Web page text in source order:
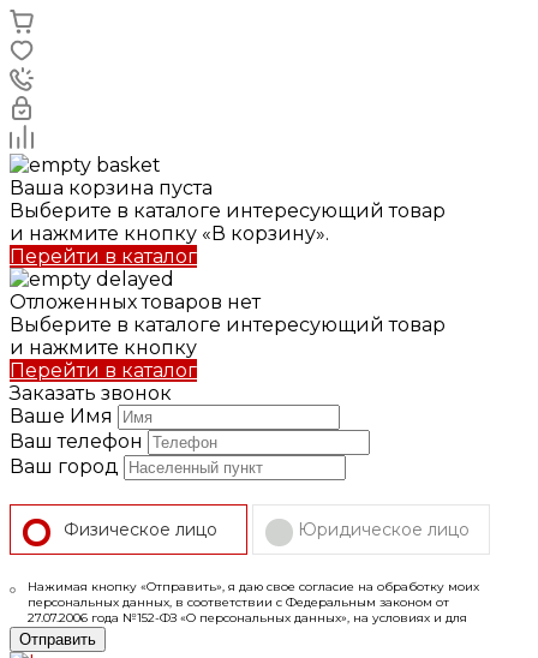
Ваша корзина пуста
Выберите в каталоге интересующий товар
и нажмите кнопку «В корзину».
Перейти в каталог
Отложенных товаров нет
Выберите в каталоге интересующий товар
и нажмите кнопку
Перейти в каталог
Заказать звонок
Ваше Имя
Ваш телефон
Ваш город
Физическое лицо Юридическое лицо
Нажимая кнопку «Отправить», я даю свое согласие на обработку моих
персональных данных, в соответствии с Федеральным законом от
27.07.2006 года №152-ФЗ «О персональных данных», на условиях и для
целей, определенных в
Политике конфиденциальности
Отправить